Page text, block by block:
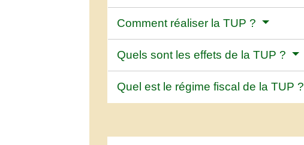
Comment réaliser la TUP ?
Quels sont les effets de la TUP ?
Quel est le régime fiscal de la TUP ?